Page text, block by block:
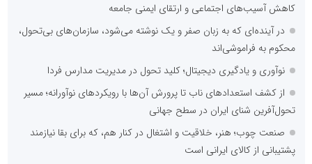
کاهش آسیب‌های اجتماعی و ارتقای ایمنی جامعه
در آینده‌ای که به زبان صفر و یک نوشته می‌شود، سازمان‌های بی‌تحول،
محکوم به فراموشی‌اند
نوآوری و یادگیری دیجیتال؛ کلید تحول در مدیریت مدارس فردا
از کشف استعدادهای ناب تا پرورش آن‌ها با رویکردهای نوآورانه؛ مسیر
تحول‌آفرین شنای ایران در سطح جهانی
صنعت چوب؛ هنر، خلاقیت و اشتغال در کنار هم، که برای بقا نیازمند
پشتیبانی از کالای ایرانی است